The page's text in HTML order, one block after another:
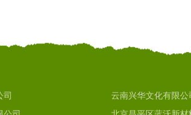
司
云南兴华文化有限公